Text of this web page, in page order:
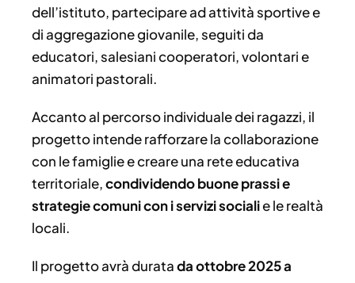
dell’istituto, partecipare ad attività sportive e
di aggregazione giovanile, seguiti da
educatori, salesiani cooperatori, volontari e
animatori pastorali.
Accanto al percorso individuale dei ragazzi, il
progetto intende rafforzare la collaborazione
con le famiglie e creare una rete educativa
territoriale,condividendo buone prassi e
strategie comuni con i servizi socialie le realtà
locali.
Il progetto avrà duratada ottobre 2025 a